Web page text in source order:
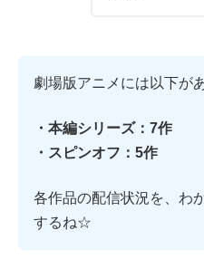
劇場版アニメには以下が
・本編シリーズ：7作
・スピンオフ：5作
各作品の配信状況を、わ
するね☆